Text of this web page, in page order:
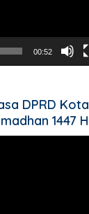
00:52
DPRD Kota
1447 H